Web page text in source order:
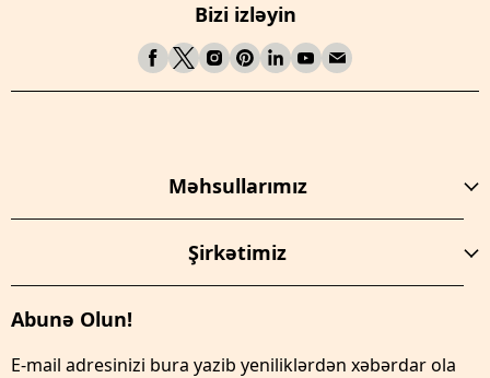
Bizi izləyin
Məhsullarımız
Şirkətimiz
Abunə Olun!
E-mail adresinizi bura yazib yeniliklərdən xəbərdar ola